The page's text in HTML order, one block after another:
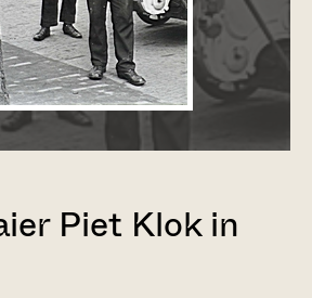
Piet Klok in